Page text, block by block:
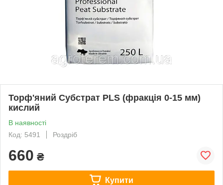
Торф'яний Субстрат PLS (фракція 0-15 мм)
кислий
В наявності
Код: 5491
Роздріб
660 ₴
Купити